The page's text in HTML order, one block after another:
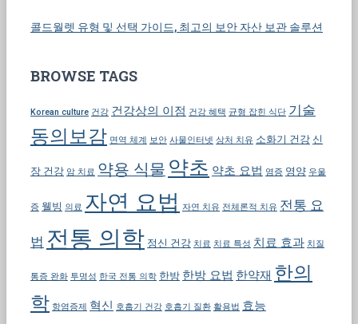
콜드월렛 유형 및 선택 가이드, 최고의 보안 자산 보관 솔루션
BROWSE TAGS
Korean culture 건강 건강상의 이점 건강 혜택 균형 잡힌 식단 기술
동의보감 면역 체계 보안 사물인터넷 상처 치유 소화기 건강 신
장 건강 암 치료 약용 식물 약초 약초 요법 염증 영양 우울
증 웰빙 의료 자연 요법 자연 치유 전체론적 치유 전통 요
법 전통 의학 정신 건강 치료 치료 특성 치료 효과 치질
통증 완화 투명성 한국 전통 의학 한방 한방 요법 한약재 한의
학 항염증제 혁신 호흡기 건강 호흡기 질환 활용법 효능